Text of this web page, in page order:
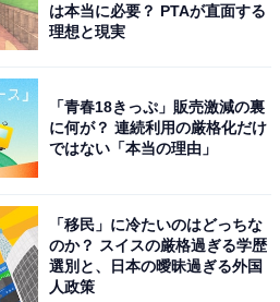
筆中のライター。時々、店舗
担当。All AboutおよびAll
ー歴は5年。
までのランキング結果を見る
は本当に必要？ PTAが直面する
理想と現実
「青春18きっぷ」販売激減の裏
に何が？ 連続利用の厳格化だけ
ではない「本当の理由」
「移民」に冷たいのはどっちな
のか？ スイスの厳格過ぎる学歴
選別と、日本の曖昧過ぎる外国
人政策